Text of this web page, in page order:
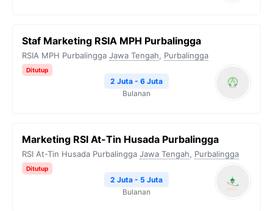
Staf Marketing RSIA MPH Purbalingga
RSIA MPH Purbalingga Jawa Tengah, Purbalingga
Ditutup
2 Juta - 6 Juta
Bulanan
Marketing RSI At-Tin Husada Purbalingga
RSI At-Tin Husada Purbalingga Jawa Tengah, Purbalingga
Ditutup
2 Juta - 5 Juta
Bulanan